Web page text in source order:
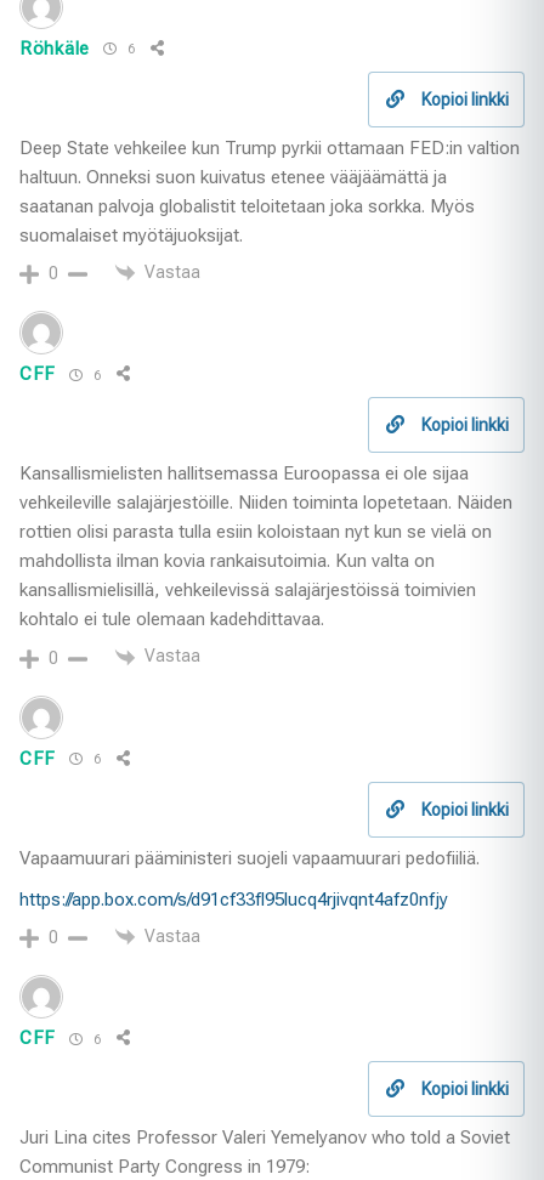
Röhkäle 6
Kopioi linkki
Deep State vehkeilee kun Trump pyrkii ottamaan FED:in valtion
haltuun. Onneksi suon kuivatus etenee vääjäämättä ja
saatanan palvoja globalistit teloitetaan joka sorkka. Myös
suomalaiset myötäjuoksijat.
0 Vastaa
CFF 6
Kopioi linkki
Kansallismielisten hallitsemassa Euroopassa ei ole sijaa
vehkeileville salajärjestöille. Niiden toiminta lopetetaan. Näiden
rottien olisi parasta tulla esiin koloistaan nyt kun se vielä on
mahdollista ilman kovia rankaisutoimia. Kun valta on
kansallismielisillä, vehkeilevissä salajärjestöissä toimivien
kohtalo ei tule olemaan kadehdittavaa.
0 Vastaa
CFF 6
Kopioi linkki
Vapaamuurari pääministeri suojeli vapaamuurari pedofiiliä.
https://app.box.com/s/d91cf33fl95lucq4rjivqnt4afz0nfjy
0 Vastaa
CFF 6
Kopioi linkki
Juri Lina cites Professor Valeri Yemelyanov who told a Soviet
Communist Party Congress in 1979: